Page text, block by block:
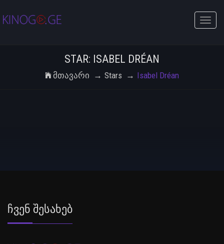
Toggle
STAR: ISABEL DRÉAN
Მთავარი Stars Isabel Dréan
Ჩვენ Შესახებ